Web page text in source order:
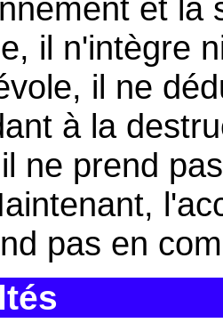
et la
il n'intègre
il ne
à la
ne prend
pas en